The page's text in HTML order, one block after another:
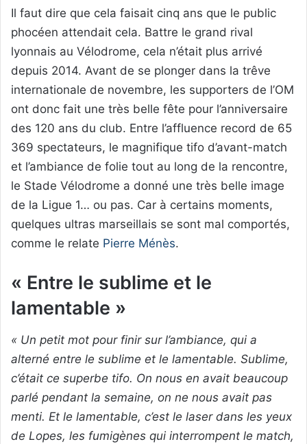
Il faut dire que cela faisait cinq ans que le public
phocéen attendait cela. Battre le grand rival
lyonnais au Vélodrome, cela n’était plus arrivé
depuis 2014. Avant de se plonger dans la trêve
internationale de novembre, les supporters de l’OM
ont donc fait une très belle fête pour l’anniversaire
des 120 ans du club. Entre l’affluence record de 65
369 spectateurs, le magnifique tifo d’avant-match
et l’ambiance de folie tout au long de la rencontre,
le Stade Vélodrome a donné une très belle image
de la Ligue 1… ou pas. Car à certains moments,
quelques ultras marseillais se sont mal comportés,
comme le relate Pierre Ménès.
« Entre le sublime et le
lamentable »
« Un petit mot pour finir sur l’ambiance, qui a
alterné entre le sublime et le lamentable. Sublime,
c’était ce superbe tifo. On nous en avait beaucoup
parlé pendant la semaine, on ne nous avait pas
menti. Et le lamentable, c’est le laser dans les yeux
de Lopes, les fumigènes qui interrompent le match,